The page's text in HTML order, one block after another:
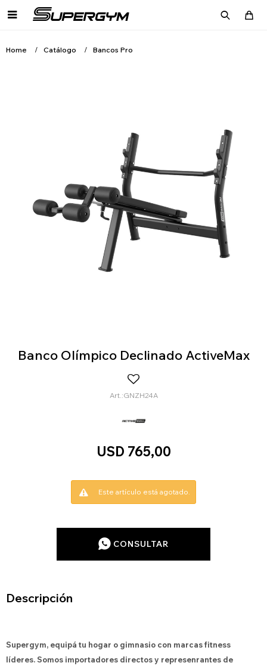

Home Catálogo Bancos Pro
Banco Olímpico Declinado ActiveMax
GNZH24A
USD 765,00
Este artículo está agotado.
CONSULTAR
Descripción
Supergym, equipá tu hogar o gimnasio con marcas fitness
líderes. Somos importadores directos y represenrantes de